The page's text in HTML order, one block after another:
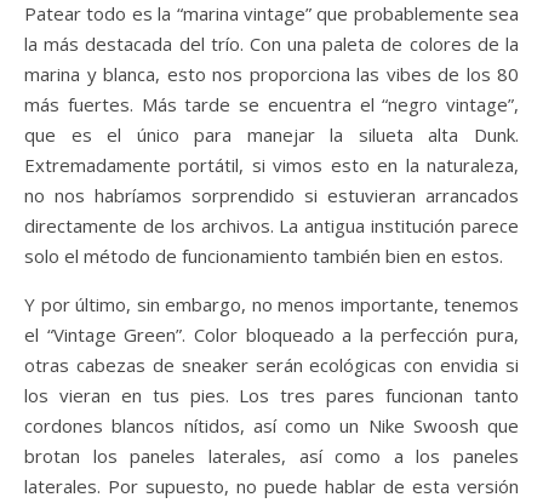
Patear todo es la “marina vintage” que probablemente sea
la más destacada del trío. Con una paleta de colores de la
marina y blanca, esto nos proporciona las vibes de los 80
más fuertes. Más tarde se encuentra el “negro vintage”,
que es el único para manejar la silueta alta Dunk.
Extremadamente portátil, si vimos esto en la naturaleza,
no nos habríamos sorprendido si estuvieran arrancados
directamente de los archivos. La antigua institución parece
solo el método de funcionamiento también bien en estos.
Y por último, sin embargo, no menos importante, tenemos
el “Vintage Green”. Color bloqueado a la perfección pura,
otras cabezas de sneaker serán ecológicas con envidia si
los vieran en tus pies. Los tres pares funcionan tanto
cordones blancos nítidos, así como un Nike Swoosh que
brotan los paneles laterales, así como a los paneles
laterales. Por supuesto, no puede hablar de esta versión